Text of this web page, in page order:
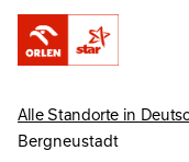
Alle Standorte in
Bergneustadt